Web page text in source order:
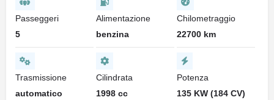
Passeggeri
5
Alimentazione
benzina
Chilometraggio
22700 km
Trasmissione
automatico
Cilindrata
1998 cc
Potenza
135 KW (184 CV)